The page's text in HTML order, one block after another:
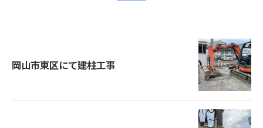
岡山市東区にて建柱工事